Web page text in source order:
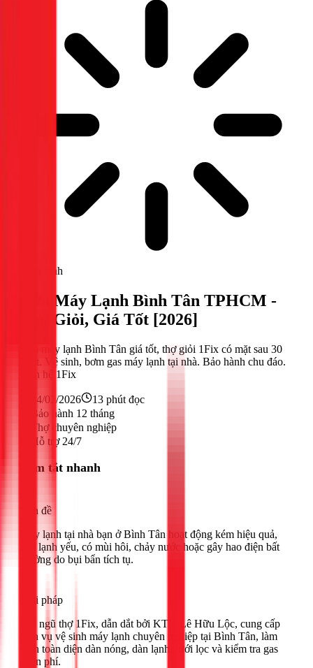
Điện lạnh
Rửa Máy Lạnh Bình Tân TPHCM -
Thợ Giỏi, Giá Tốt [2026]
Rửa máy lạnh Bình Tân giá tốt, thợ giỏi 1Fix có mặt sau 30
phút. Vệ sinh, bơm gas máy lạnh tại nhà. Bảo hành chu đáo.
Liên hệ 1Fix
24/02/2026 13 phút đọc
Bảo hành 12 tháng
Thợ chuyên nghiệp
Hỗ trợ 24/7
Tóm tắt nhanh
Vấn đề
Máy lạnh tại nhà bạn ở Bình Tân hoạt động kém hiệu quả,
làm lạnh yếu, có mùi hôi, chảy nước hoặc gây hao điện bất
thường do bụi bẩn tích tụ.
Giải pháp
Đội ngũ thợ 1Fix, dẫn dắt bởi KTV Lê Hữu Lộc, cung cấp
dịch vụ vệ sinh máy lạnh chuyên nghiệp tại Bình Tân, làm
sạch toàn diện dàn nóng, dàn lạnh, lưới lọc và kiểm tra gas
miễn phí.